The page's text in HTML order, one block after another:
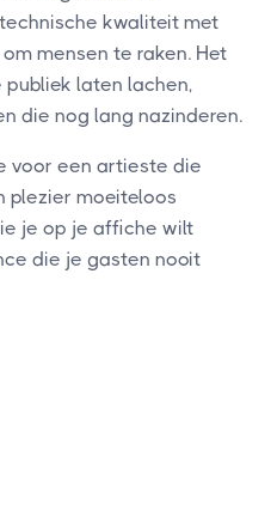
kwaliteit met
mensen te raken. Het
laten lachen,
die nog lang nazinderen.
voor een artieste die
plezier moeiteloos
je op je affiche wilt
die je gasten nooit